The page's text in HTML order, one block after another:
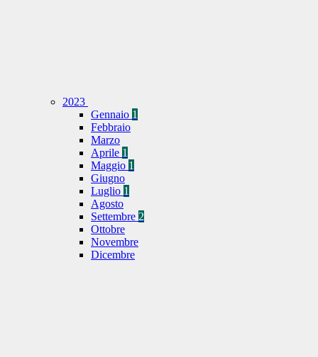
2023
Gennaio 1
Febbraio
Marzo
Aprile 1
Maggio 1
Giugno
Luglio 1
Agosto
Settembre 2
Ottobre
Novembre
Dicembre